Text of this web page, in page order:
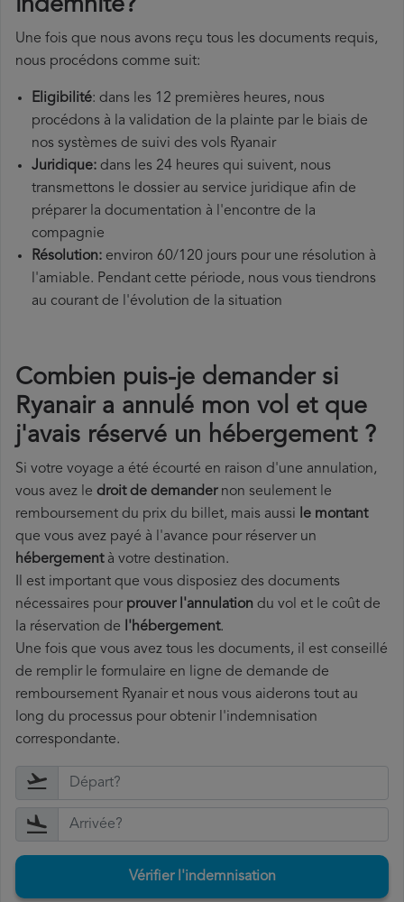
indemnité?
Une fois que nous avons reçu tous les documents requis,
nous procédons comme suit:
Eligibilité: dans les 12 premières heures, nous
procédons à la validation de la plainte par le biais de
nos systèmes de suivi des vols Ryanair
Juridique: dans les 24 heures qui suivent, nous
transmettons le dossier au service juridique afin de
préparer la documentation à l'encontre de la
compagnie
Résolution: environ 60/120 jours pour une résolution à
l'amiable. Pendant cette période, nous vous tiendrons
au courant de l'évolution de la situation
Combien puis-je demander si
Ryanair a annulé mon vol et que
j'avais réservé un hébergement ?
Si votre voyage a été écourté en raison d'une annulation,
vous avez le droit de demandernon seulement le
remboursement du prix du billet, mais aussi le montant
que vous avez payé à l'avance pour réserver un
hébergementà votre destination.
Il est important que vous disposiez des documents
nécessaires pour prouver l'annulation du vol et le coût de
la réservation de l'hébergement.
Une fois que vous avez tous les documents, il est conseillé
de remplir le formulaire en ligne de demande de
remboursement Ryanair et nous vous aiderons tout au
long du processus pour obtenir l'indemnisation
correspondante.
Vérifier l'indemnisation